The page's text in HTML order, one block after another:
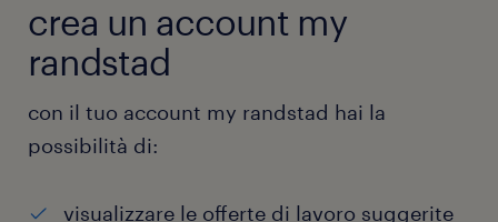
crea un account my
randstad
con il tuo account my randstad hai la
possibilità di:
visualizzare le offerte di lavoro suggerite